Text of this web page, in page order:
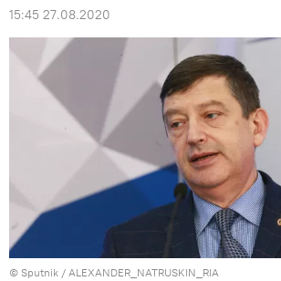
15:45 27.08.2020
© Sputnik / ALEXANDER_NATRUSKIN_RIA